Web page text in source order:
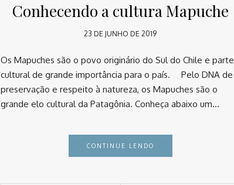
Conhecendo a cultura Mapuche
23 DE JUNHO DE 2019
Os Mapuches são o povo originário do Sul do Chile e parte
cultural de grande importância para o país. ⠀ Pelo DNA de
preservação e respeito à natureza, os Mapuches são o
grande elo cultural da Patagônia. Conheça abaixo um…
CONTINUE LENDO